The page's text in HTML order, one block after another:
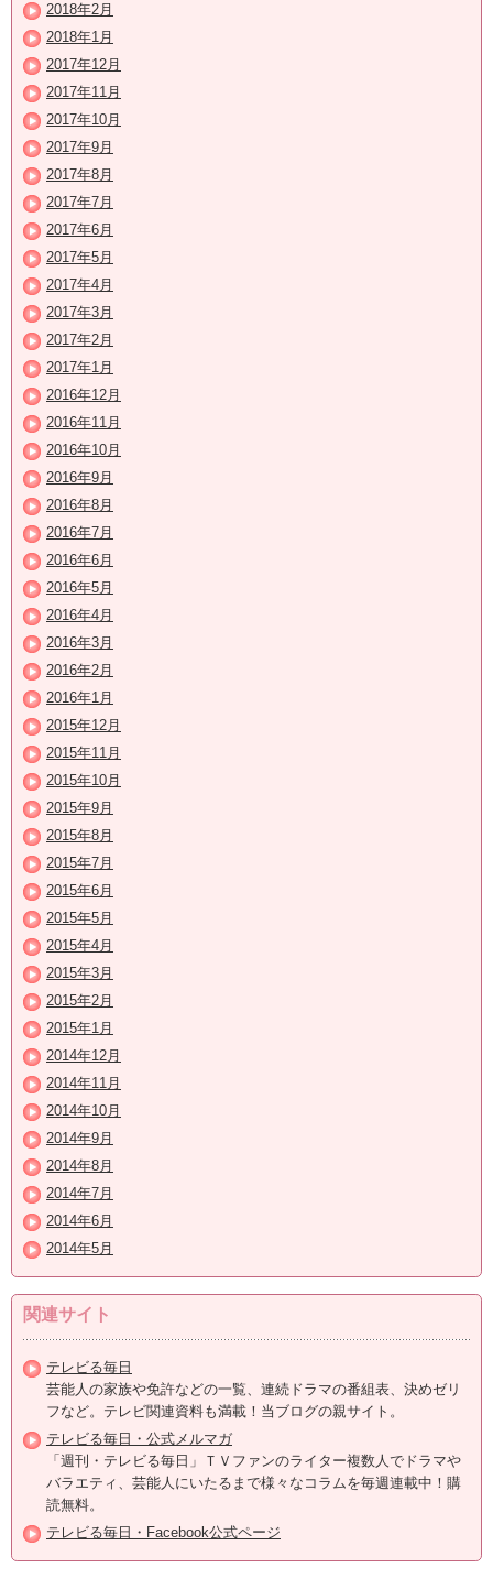
2018年2月
2018年1月
2017年12月
2017年11月
2017年10月
2017年9月
2017年8月
2017年7月
2017年6月
2017年5月
2017年4月
2017年3月
2017年2月
2017年1月
2016年12月
2016年11月
2016年10月
2016年9月
2016年8月
2016年7月
2016年6月
2016年5月
2016年4月
2016年3月
2016年2月
2016年1月
2015年12月
2015年11月
2015年10月
2015年9月
2015年8月
2015年7月
2015年6月
2015年5月
2015年4月
2015年3月
2015年2月
2015年1月
2014年12月
2014年11月
2014年10月
2014年9月
2014年8月
2014年7月
2014年6月
2014年5月
関連サイト
テレビる毎日
芸能人の家族や免許などの一覧、連続ドラマの番組表、決めゼリ
フなど。テレビ関連資料も満載！当ブログの親サイト。
テレビる毎日・公式メルマガ
「週刊・テレビる毎日」ＴＶファンのライター複数人でドラマや
バラエティ、芸能人にいたるまで様々なコラムを毎週連載中！購
読無料。
テレビる毎日・Facebook公式ページ